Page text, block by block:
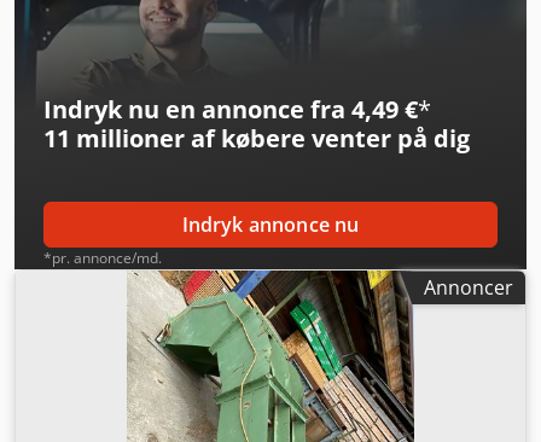
Indryk nu en annonce fra 4,49 €*
11 millioner af købere venter på dig
Indryk annonce nu
*pr. annonce/md.
Annoncer